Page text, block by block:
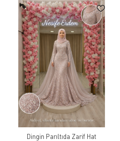
Dingin Parıltıda Zarif Hat